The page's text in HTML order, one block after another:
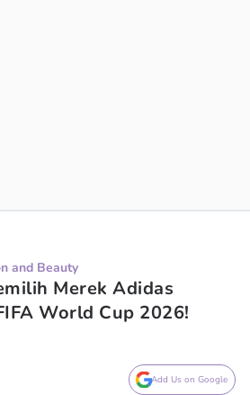
and Beauty
Merek Adidas
World Cup 2026!
Add Us on Google